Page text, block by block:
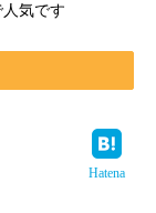
気です
Hatena